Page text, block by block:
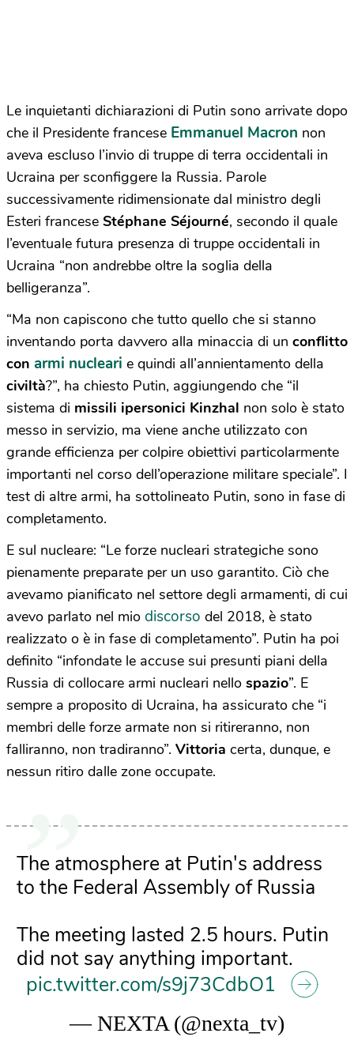
Le inquietanti dichiarazioni di Putin sono arrivate dopo
che il Presidente francese Emmanuel Macron non
aveva escluso l’invio di truppe di terra occidentali in
Ucraina per sconfiggere la Russia. Parole
successivamente ridimensionate dal ministro degli
Esteri francese Stéphane Séjourné, secondo il quale
l’eventuale futura presenza di truppe occidentali in
Ucraina “non andrebbe oltre la soglia della
belligeranza”.
“Ma non capiscono che tutto quello che si stanno
inventando porta davvero alla minaccia di un conflitto
con armi nucleari e quindi all’annientamento della
civiltà?”, ha chiesto Putin, aggiungendo che “il
sistema di missili ipersonici Kinzhal non solo è stato
messo in servizio, ma viene anche utilizzato con
grande efficienza per colpire obiettivi particolarmente
importanti nel corso dell’operazione militare speciale”. I
test di altre armi, ha sottolineato Putin, sono in fase di
completamento.
E sul nucleare: “Le forze nucleari strategiche sono
pienamente preparate per un uso garantito. Ciò che
avevamo pianificato nel settore degli armamenti, di cui
avevo parlato nel mio discorso del 2018, è stato
realizzato o è in fase di completamento”. Putin ha poi
definito “infondate le accuse sui presunti piani della
Russia di collocare armi nucleari nello spazio”. E
sempre a proposito di Ucraina, ha assicurato che “i
membri delle forze armate non si ritireranno, non
falliranno, non tradiranno”. Vittoria certa, dunque, e
nessun ritiro dalle zone occupate.
The atmosphere at Putin's address
to the Federal Assembly of Russia
The meeting lasted 2.5 hours. Putin
did not say anything important.
pic.twitter.com/s9j73CdbO1
— NEXTA (@nexta_tv)